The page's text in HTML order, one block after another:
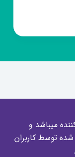
میباشد و
توسط کاربران